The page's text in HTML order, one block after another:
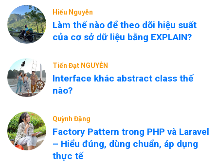
Hiếu Nguyễn
Làm thế nào để theo dõi hiệu suất
của cơ sở dữ liệu bằng EXPLAIN?
Tiến Đạt NGUYỄN
Interface khác abstract class thế
nào?
Quỳnh Đặng
Factory Pattern trong PHP và Laravel
– Hiểu đúng, dùng chuẩn, áp dụng
thực tế